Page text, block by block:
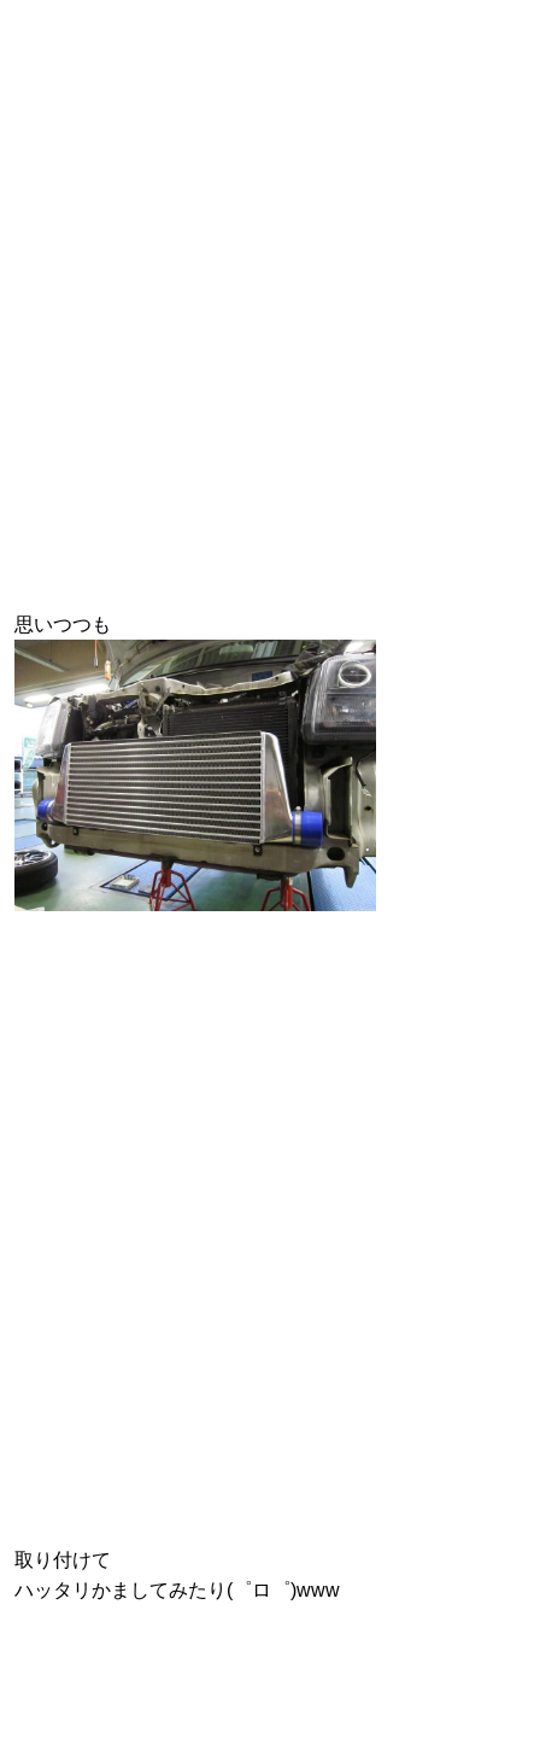
思いつつも
取り付けて
ハッタリかましてみたり(゜ロ゜)www